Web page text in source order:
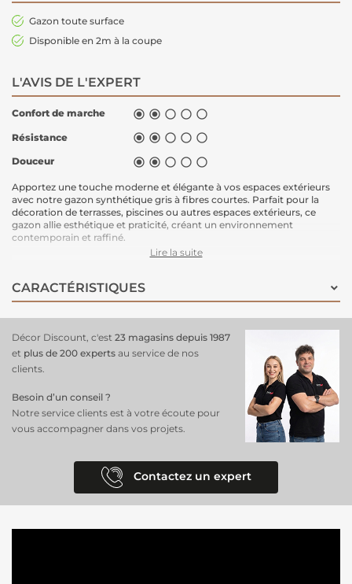
Gazon toute surface
Disponible en 2m à la coupe
L'AVIS DE L'EXPERT
Confort de marche     
Résistance     
Douceur     
Apportez une touche moderne et élégante à vos espaces extérieurs
avec notre gazon synthétique gris à fibres courtes. Parfait pour la
décoration de terrasses, piscines ou autres espaces extérieurs, ce
gazon allie esthétique et praticité, créant un environnement
contemporain et raffiné.
Ce gazon est également disponible en largeur de 2m à la coupe pour
en étant facile à entretenir.
Caractéristiques :
Disponible en rouleau largeur de 2m à la coupe
Facile à entretenir et résistant aux intempéries
Lire la suite
CARACTÉRISTIQUES
Décor Discount, c'est 23 magasins depuis 1987
et plus de 200 experts au service de nos
clients.
Besoin d’un conseil ?
Notre service clients est à votre écoute pour
vous accompagner dans vos projets.
Contactez un expert